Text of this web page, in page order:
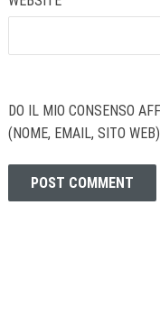
DO IL MIO CONSENSO
(NOME, EMAIL, SITO